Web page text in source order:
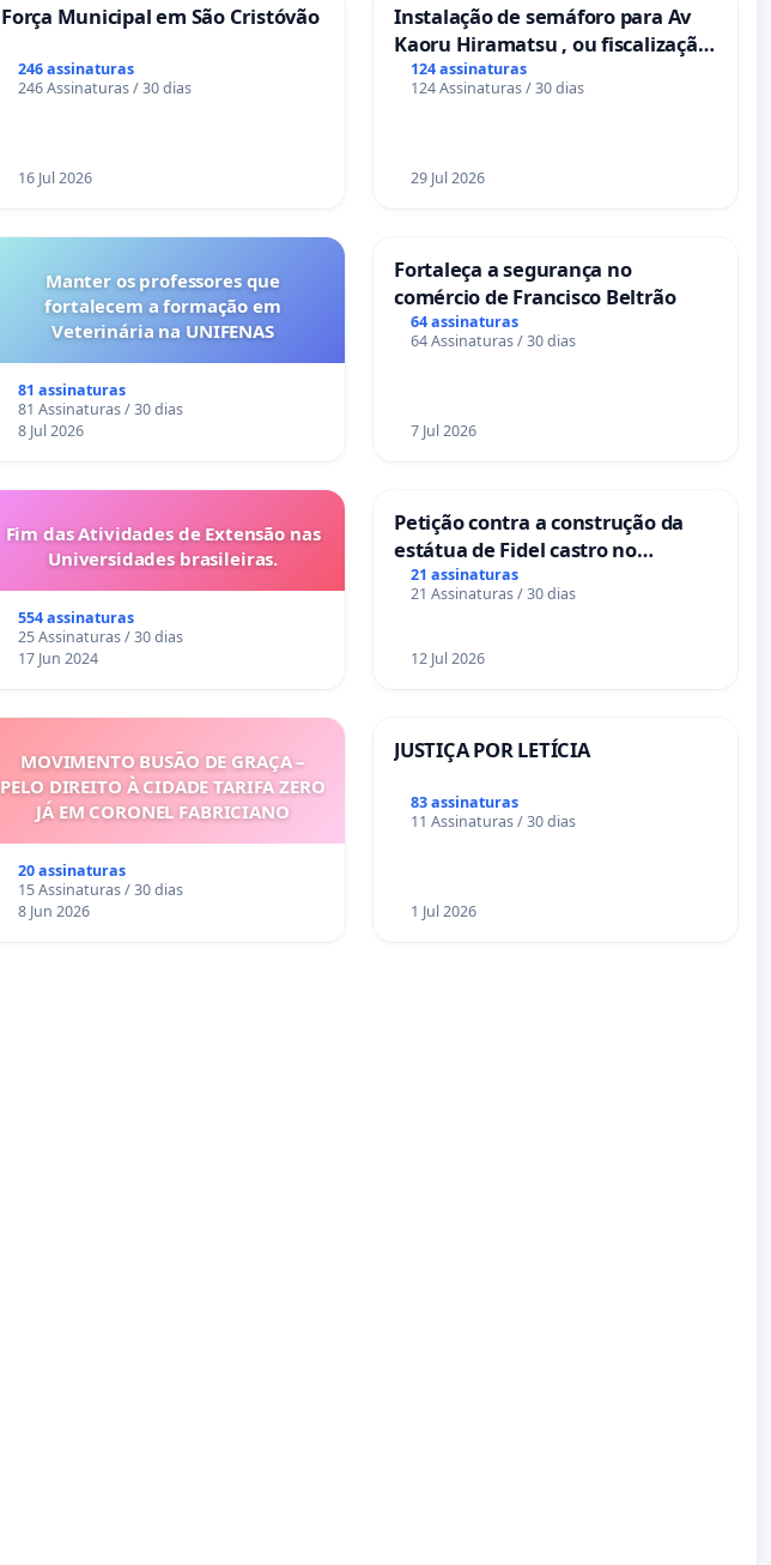
Força Municipal em São Cristóvão
246 assinaturas
246 Assinaturas / 30 dias
16 Jul 2026
Instalação de semáforo para Av
Kaoru Hiramatsu , ou fiscalização
Eletrônica
124 assinaturas
124 Assinaturas / 30 dias
29 Jul 2026
Manter os professores que
fortalecem a formação em
Veterinária na UNIFENAS
81 assinaturas
81 Assinaturas / 30 dias
8 Jul 2026
Fortaleça a segurança no
comércio de Francisco Beltrão
64 assinaturas
64 Assinaturas / 30 dias
7 Jul 2026
Fim das Atividades de Extensão nas
Universidades brasileiras.
554 assinaturas
25 Assinaturas / 30 dias
17 Jun 2024
Petição contra a construção da
estátua de Fidel castro no
mirante do Caju
21 assinaturas
21 Assinaturas / 30 dias
12 Jul 2026
MOVIMENTO BUSÃO DE GRAÇA –
PELO DIREITO À CIDADE TARIFA ZERO
JÁ EM CORONEL FABRICIANO
20 assinaturas
15 Assinaturas / 30 dias
8 Jun 2026
JUSTIÇA POR LETÍCIA
83 assinaturas
11 Assinaturas / 30 dias
1 Jul 2026